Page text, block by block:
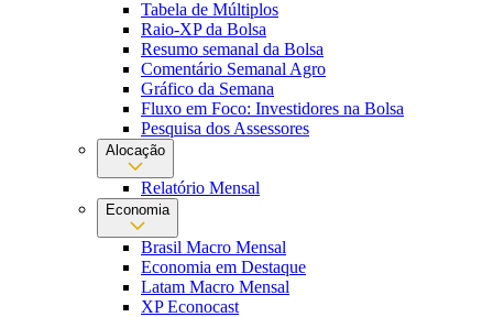
Tabela de Múltiplos
Raio-XP da Bolsa
Resumo semanal da Bolsa
Comentário Semanal Agro
Gráfico da Semana
Fluxo em Foco: Investidores na Bolsa
Pesquisa dos Assessores
Alocação
Relatório Mensal
Economia
Brasil Macro Mensal
Economia em Destaque
Latam Macro Mensal
XP Econocast